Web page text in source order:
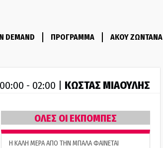
DEMAND ΠΡΟΓΡΑΜΜΑ ΑΚΟΥ ΖΩΝΤΑΝΑ
00:00 - 02:00 | ΚΩΣΤΑΣ ΜΙΑΟΥΛΗΣ
ΟΛΕΣ ΟΙ ΕΚΠΟΜΠΕΣ
H ΚΑΛΗ ΜΕΡΑ ΑΠΟ ΤΗΝ ΜΠΑΛΑ ΦΑΙΝΕΤΑΙ